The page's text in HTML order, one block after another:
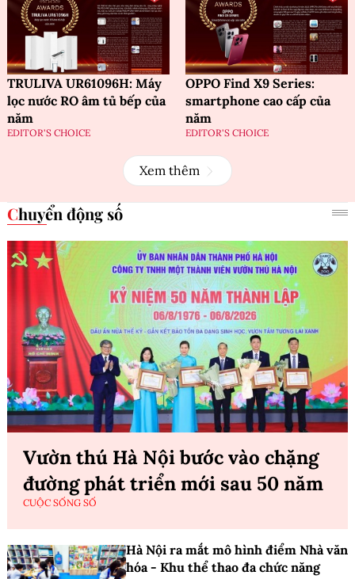
TRULIVA UR61096H: Máy
lọc nước RO âm tủ bếp của
năm
EDITOR'S CHOICE
OPPO Find X9 Series:
smartphone cao cấp của
năm
EDITOR'S CHOICE
Xem thêm
Chuyển động số
Vườn thú Hà Nội bước vào chặng
đường phát triển mới sau 50 năm
CUỘC SỐNG SỐ
Hà Nội ra mắt mô hình điểm Nhà văn
hóa - Khu thể thao đa chức năng